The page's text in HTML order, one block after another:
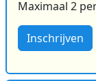
Maximaal 2
Inschrijven